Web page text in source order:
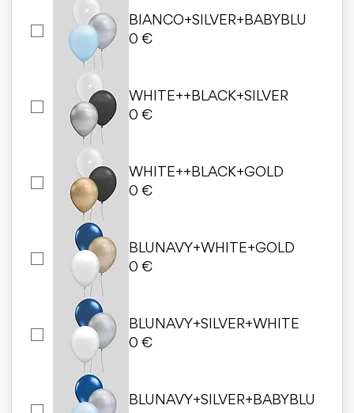
BIANCO+SILVER+BABYBLU
0 €
WHITE++BLACK+SILVER
0 €
WHITE++BLACK+GOLD
0 €
BLUNAVY+WHITE+GOLD
0 €
BLUNAVY+SILVER+WHITE
0 €
BLUNAVY+SILVER+BABYBLU